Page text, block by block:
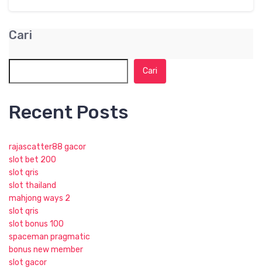
Cari
Cari
Recent Posts
rajascatter88 gacor
slot bet 200
slot qris
slot thailand
mahjong ways 2
slot qris
slot bonus 100
spaceman pragmatic
bonus new member
slot gacor